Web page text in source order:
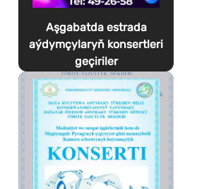
Aşgabatda estrada
aýdymçylaryň konsertleri
geçiriler